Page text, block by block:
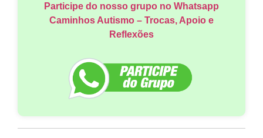
Participe do nosso grupo no Whatsapp
Caminhos Autismo – Trocas, Apoio e
Reflexões